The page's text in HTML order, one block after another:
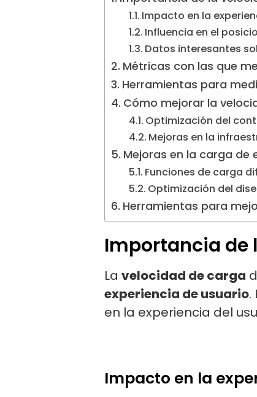
Impacto en la
Influencia en el
Datos interesantes
Métricas con las que
Herramientas para
Cómo mejorar la
Optimización del
Mejoras en la
Mejoras en la carga de
Funciones de carga
Optimización del
Herramientas para
Importancia de
La velocidad de carga
experiencia de usuario.
en la experiencia del
Impacto en la